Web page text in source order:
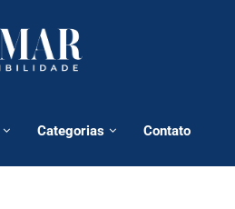
Categorias Contato